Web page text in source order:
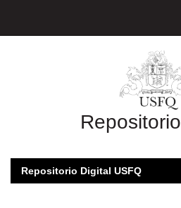
Repositorio
Repositorio Digital USFQ